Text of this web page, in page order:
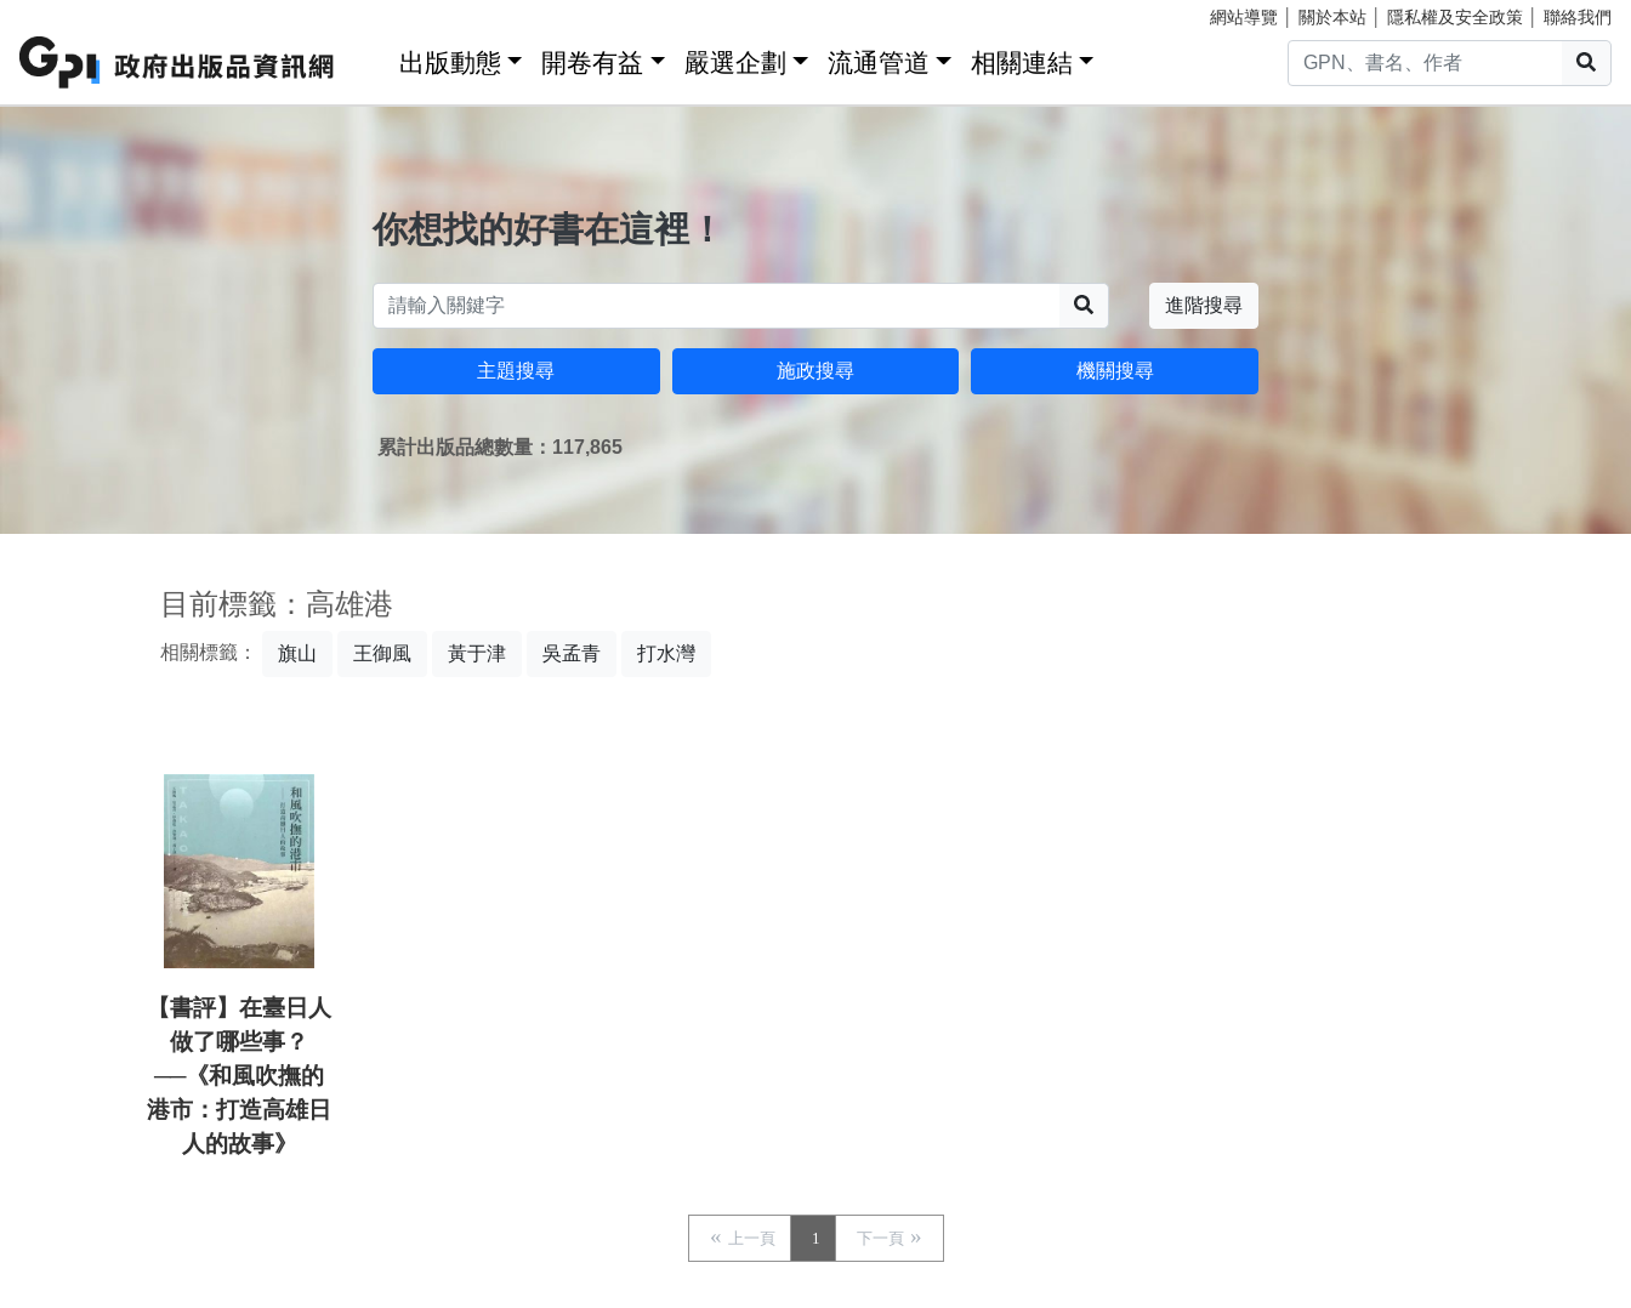
網站導覽 關於本站 隱私權及安全政策 聯絡我們
出版動態 開卷有益 嚴選企劃 流通管道 相關連結
你想找的好書在這裡！
進階搜尋
主題搜尋 施政搜尋 機關搜尋
累計出版品總數量：117,865
目前標籤：高雄港
相關標籤： 旗山 王御風 黃于津 吳孟青 打水灣
【書評】在臺日人
做了哪些事？
──《和風吹撫的
港市：打造高雄日
人的故事》
上一頁 1 下一頁